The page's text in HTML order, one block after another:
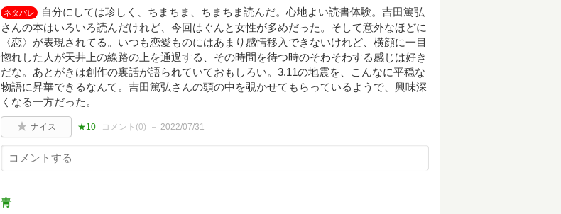
ネタバレ
自分にしては珍しく、ちまちま、ちまちま読んだ。心地よい読書体験。吉田篤弘
さんの本はいろいろ読んだけれど、今回はぐんと女性が多めだった。そして意外なほどに
〈恋〉が表現されてる。いつも恋愛ものにはあまり感情移入できないけれど、横顔に一目
惚れした人が天井上の線路の上を通過する、その時間を待つ時のそわそわする感じは好き
だな。あとがきは創作の裏話が語られていておもしろい。3.11の地震を、こんなに平穏な
物語に昇華できるなんて。吉田篤弘さんの頭の中を覗かせてもらっているようで、興味深
くなる一方だった。
ナイス ★10 コメント(0) 2022/07/31
青